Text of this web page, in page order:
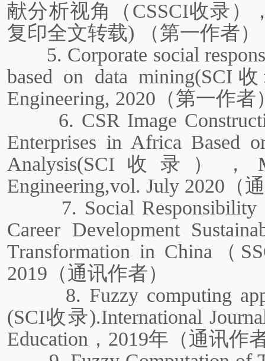
献分析视角（CSSCI收录）
复印全文转载) （第一作者）
5. Corporate social
based on data mining(SCI收
Engineering, 2020（第一作者
6. CSR Image
Enterprises in Africa Based
Analysis(SCI收录），
Engineering,vol. July 2020（
7. Social Responsibility
Career Development
Transformation in China（
2019（通讯作者）
8. Fuzzy computing
(SCI收录).International
Education，2019年（通讯作